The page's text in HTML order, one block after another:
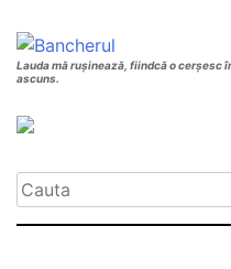
Lauda mă rușinează, fiindcă o cerșesc
ascuns.